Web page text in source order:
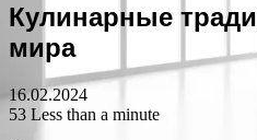
Кулинарные
мира
16.02.2024
53 Less than a minute